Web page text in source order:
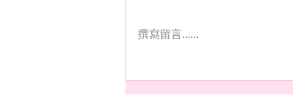
撰寫留言......